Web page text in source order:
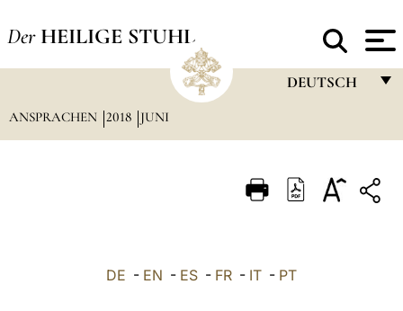
Der HEILIGE STUHL
DEUTSCH
ITALIANO
ANSPRACHEN 2018 JUNI
DE - EN - ES - FR - IT - PT